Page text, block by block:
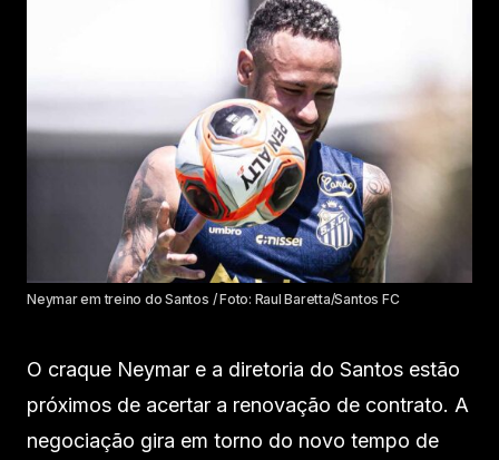
Neymar em treino do Santos / Foto: Raul Baretta/Santos FC
O craque Neymar e a diretoria do Santos estão
próximos de acertar a renovação de contrato. A
negociação gira em torno do novo tempo de